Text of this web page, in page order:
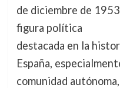
de diciembre de
figura política
destacada en la
España,
comunidad